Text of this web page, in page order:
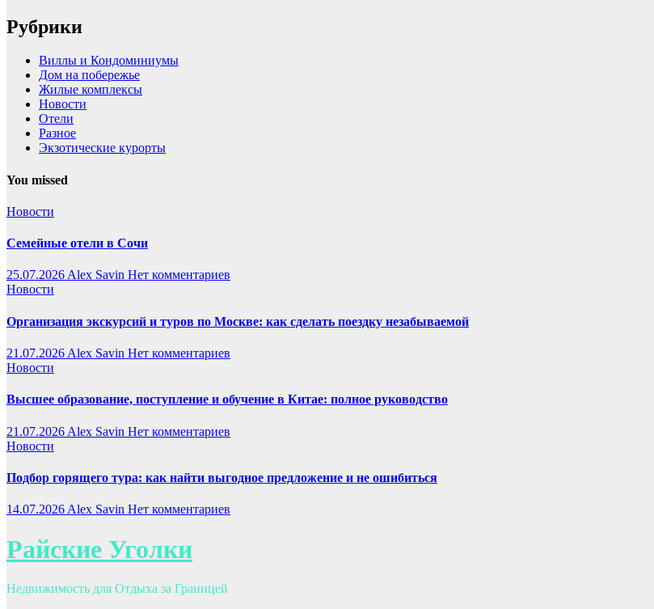
Рубрики
Виллы и Кондоминиумы
Дом на побережье
Жилые комплексы
Новости
Отели
Разное
Экзотические курорты
You missed
Новости
Семейные отели в Сочи
25.07.2026Alex Savin Нет комментариев
Новости
Организация экскурсий и туров по Москве: как сделать поездку незабываемой
21.07.2026 Alex Savin Нет комментариев
Новости
Высшее образование, поступление и обучение в Китае: полное руководство
21.07.2026 Alex Savin Нет комментариев
Новости
Подбор горящего тура: как найти выгодное предложение и не ошибиться
14.07.2026 Alex Savin Нет комментариев
Райские Уголки
Недвижимость для Отдыха за Границей